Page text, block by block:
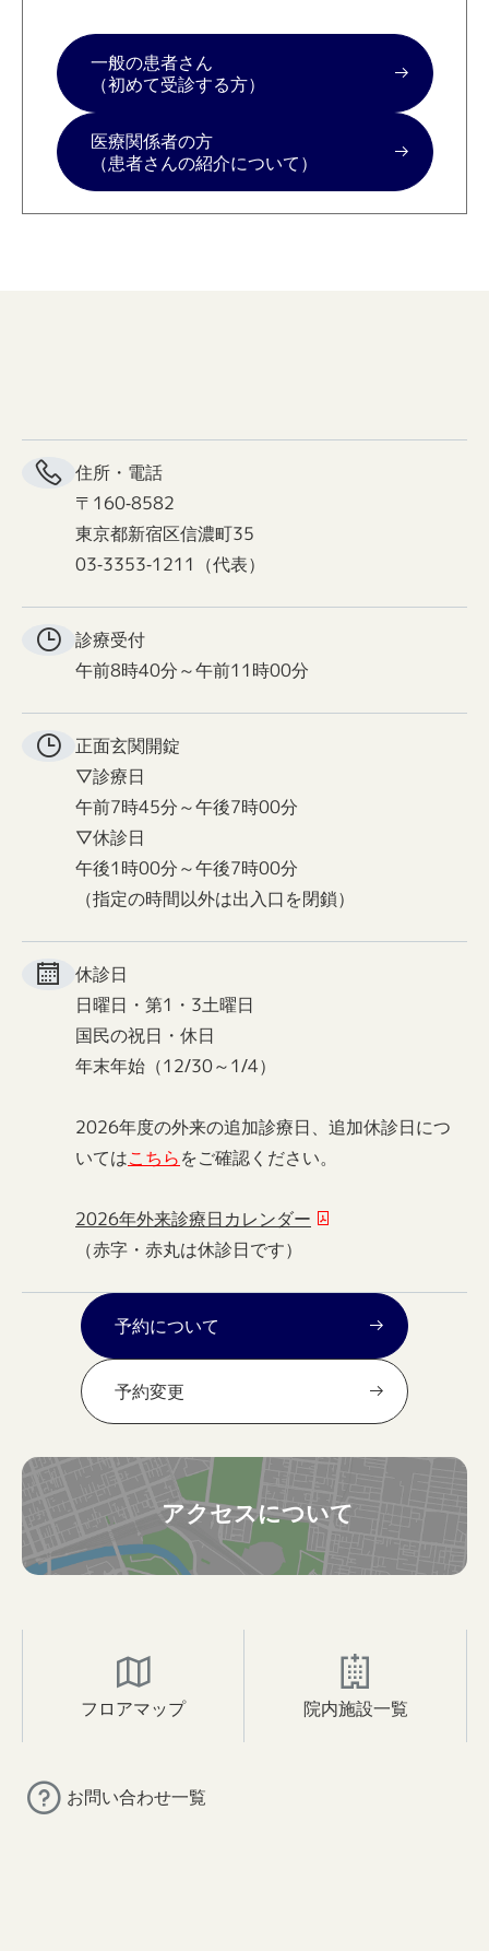
一般の患者さん
（初めて受診する方）
医療関係者の方
（患者さんの紹介について）
住所・電話
〒160-8582
東京都新宿区信濃町35
03-3353-1211（代表）
診療受付
午前8時40分～午前11時00分
正面玄関開錠
▽診療日
午前7時45分～午後7時00分
▽休診日
午後1時00分～午後7時00分
（指定の時間以外は出入口を閉鎖）
休診日
日曜日・第1・3土曜日
国民の祝日・休日
年末年始（12/30～1/4）
2026年度の外来の追加診療日、追加休診日につ
いてはこちらをご確認ください。
2026年外来診療日カレンダー
（赤字・赤丸は休診日です）
予約について
予約変更
アクセスについて
フロアマップ 院内施設一覧
お問い合わせ一覧